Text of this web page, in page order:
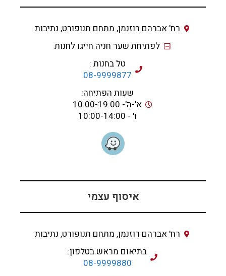
רח' אברהם רוזנמן, מתחם תנופורט, נתיבות
לפתיחת שער חניה חייגו לחנות
טל בחנות :
08-9999877
שעות הפתיחה:
א'-ה'- 10:00-19:00
ו' - 10:00-14:00
איסוף עצמי
רח' אברהם רוזנמן, מתחם תנופורט, נתיבות
בתיאום מראש בטלפון:
08-9999880